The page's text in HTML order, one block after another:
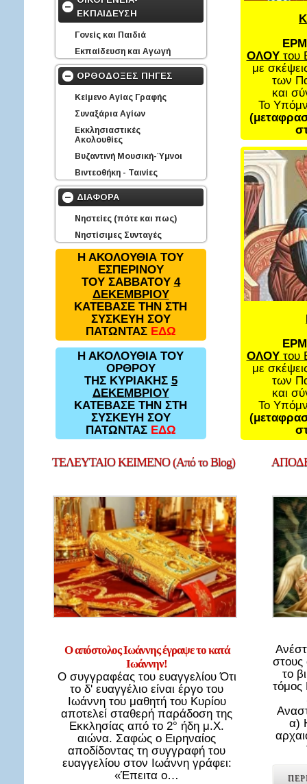
ΕΚΠΑΙΔΕΥΣΗ
Γονείς και Παιδιά
Εκπαίδευση και Αγωγή
ΟΡΘΟΔΟΞΕΣ ΠΗΓΕΣ
Κείμενο Αγίας Γραφής
Συναξάρια Αγίων
Εκκλησιαστικές
Ακολουθίες
Βυζαντινή Μουσική-Ύμνοι
Βιντεοθήκη - Ταινίες
ΔΙΑΦΟΡΑ
Νηστείες (πότε και πως)
Νηστίσιμες Συνταγές
Η ΑΚΟΛΟΥΘΙΑ ΤΟΥ
ΕΣΠΕΡΙΝΟΥ
ΤΟΥ ΣΑΒΒΑΤΟΥ 4
ΔΕΚΕΜΒΡΙΟΥ
ΚΑΤΕΒΑΣΕ ΤΗΝ ΣΤΗ
ΣΥΣΚΕΥΗ ΣΟΥ
ΠΑΤΩΝΤΑΣ ΕΔΩ
Η ΑΚΟΛΟΥΘΙΑ ΤΟΥ
ΟΡΘΡΟΥ
ΤΗΣ ΚΥΡΙΑΚΗΣ 5
ΔΕΚΕΜΒΡΙΟΥ
ΚΑΤΕΒΑΣΕ ΤΗΝ ΣΤΗ
ΣΥΣΚΕΥΗ ΣΟΥ
ΠΑΤΩΝΤΑΣ ΕΔΩ
ΟΛΟΥτου
με
των
και
Το
ΟΛΟΥτου
με
των
και
Το
ΤΕΛΕΥΤΑΙΟΚΕΙΜΕΝΟ (Από το Blog)
Ο απόστολος Ιωάννης έγραψε το κατά
Ιωάννην!
Ο συγγραφέας του ευαγγελίου Ότι
το δ' ευαγγέλιο είναι έργο του
Ιωάννη του μαθητή του Κυρίου
αποτελεί σταθερή παράδοση της
Εκκλησίας από το 2° ήδη μ.Χ.
αιώνα. Σαφώς ο Ειρηναίος
αποδίδοντας τη συγγραφή του
ευαγγελίου στον Ιωάννη γράφει:
«Έπειτα ο…
στους
το
α)